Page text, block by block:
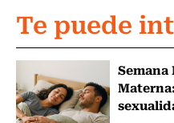
Te puede